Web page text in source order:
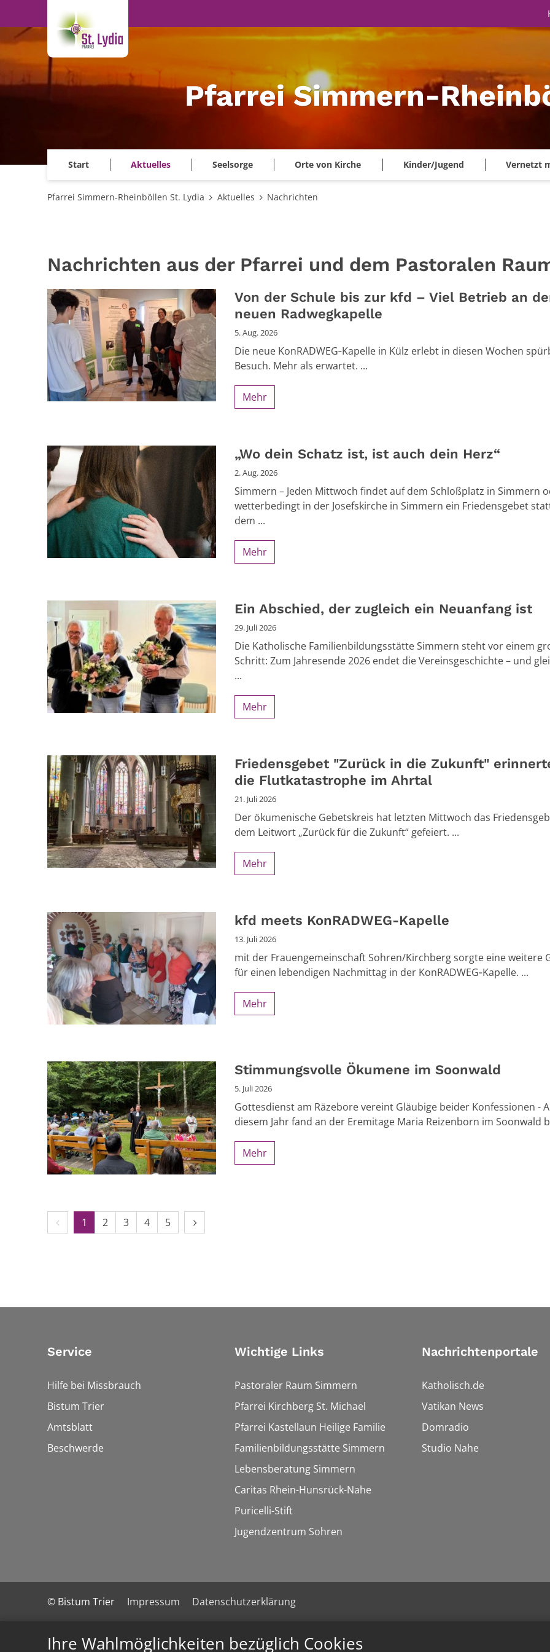
Ihre Wahlmöglichkeiten bezüglich Cookies
Pfarrei Simmern-
Start Aktuelles Seelsorge Orte von Kirche Kinder/Jugend Vernetzt
Pfarrei Simmern-Rheinböllen St. Lydia Aktuelles Nachrichten
Nachrichten aus der Pfarrei und dem Pastoralen
Von der Schule bis zur kfd – Viel Betrieb an
neuen Radwegkapelle
5. Aug. 2026
Die neue KonRADWEG‑Kapelle in Külz erlebt in diesen Wochen
Besuch. Mehr als erwartet. ...
Mehr
„Wo dein Schatz ist, ist auch dein Herz“
2. Aug. 2026
Simmern – Jeden Mittwoch findet auf dem Schloßplatz in Simmern
wetterbedingt in der Josefskirche in Simmern ein Friedensgebet
dem ...
Mehr
Ein Abschied, der zugleich ein Neuanfang ist
29. Juli 2026
Die Katholische Familienbildungsstätte Simmern steht vor einem
Schritt: Zum Jahresende 2026 endet die Vereinsgeschichte – und
...
Mehr
Friedensgebet "Zurück in die Zukunft"
die Flutkatastrophe im Ahrtal
21. Juli 2026
Der ökumenische Gebetskreis hat letzten Mittwoch das
dem Leitwort „Zurück für die Zukunft“ gefeiert. ...
Mehr
kfd meets KonRADWEG-Kapelle
13. Juli 2026
mit der Frauengemeinschaft Sohren/Kirchberg sorgte eine weitere
für einen lebendigen Nachmittag in der KonRADWEG‑Kapelle. ...
Mehr
Stimmungsvolle Ökumene im Soonwald
5. Juli 2026
Gottesdienst am Räzebore vereint Gläubige beider Konfessionen -
diesem Jahr fand an der Eremitage Maria Reizenborn im Soonwald
Mehr
Vorherige Seite
1 2 3 4 5 Nächste Seite
Service
Hilfe bei Missbrauch
Bistum Trier
Amtsblatt
Beschwerde
Wichtige Links
Pastoraler Raum Simmern
Pfarrei Kirchberg St. Michael
Pfarrei Kastellaun Heilige Familie
Familienbildungsstätte Simmern
Lebensberatung Simmern
Caritas Rhein-Hunsrück-Nahe
Puricelli-Stift
Jugendzentrum Sohren
Nachrichtenportale
Katholisch.de
Vatikan News
Domradio
Studio Nahe
© Bistum Trier Impressum Datenschutzerklärung